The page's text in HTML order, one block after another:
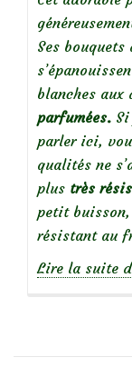
Ses
blanches aux
parfumées.
parler ici,
qualités ne
plus très
petit buisson,
résistant au
Lire la suite